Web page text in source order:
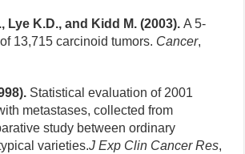
K.D., and Kidd M. (2003).A 5-
13,715 carcinoid tumors. Cancer,
Statistical evaluation of 2001
metastases, collected from
study between ordinary
varieties.J Exp Clin Cancer Res,